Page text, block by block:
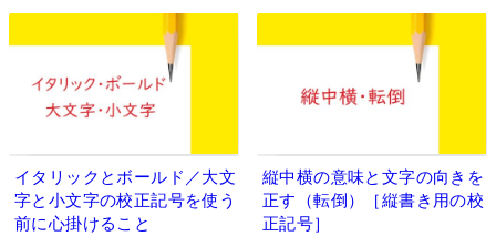
イタリックとボールド／大文
字と小文字の校正記号を使う
前に心掛けること
縦中横の意味と文字の向きを
正す（転倒）［縦書き用の校
正記号］